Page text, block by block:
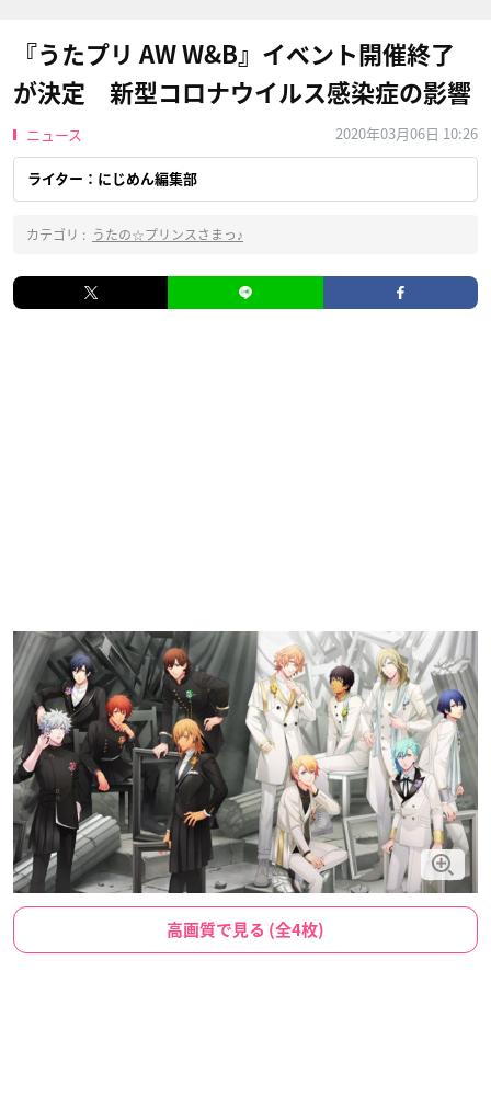
『うたプリ AW W&B』イベント開催終了
が決定 新型コロナウイルス感染症の影響
ニュース 2020年03月06日 10:26
ライター：にじめん編集部
カテゴリ : うたの☆プリンスさまっ♪
高画質で見る (全4枚)